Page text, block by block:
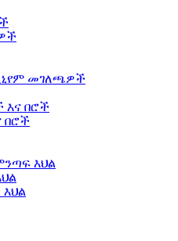
መገለጫዎች
እና በሮች
በሮች
እህል
እህል